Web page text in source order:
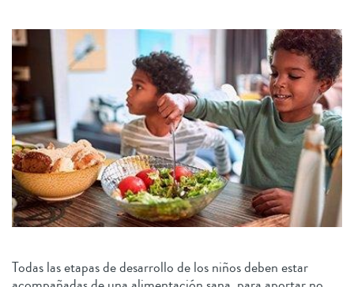
Todas las etapas de desarrollo de los niños deben estar